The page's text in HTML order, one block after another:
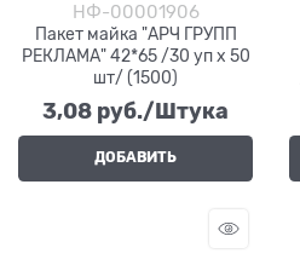
НФ-00001906
Пакет майка "АРЧ ГРУПП
РЕКЛАМА" 42*65 /30 уп х 50
шт/ (1500)
3,08 руб./Штука
ДОБАВИТЬ